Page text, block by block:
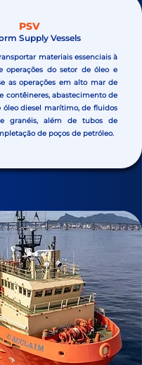
PSV
Supply Vessels
materiais essenciais à
operações do setor de óleo e
as operações em alto mar de
contêineres, abastecimento de
óleo diesel marítimo, de fluidos
granéis, além de tubos de
de poços de petróleo.